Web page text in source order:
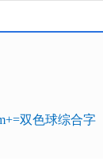
双色球综合字